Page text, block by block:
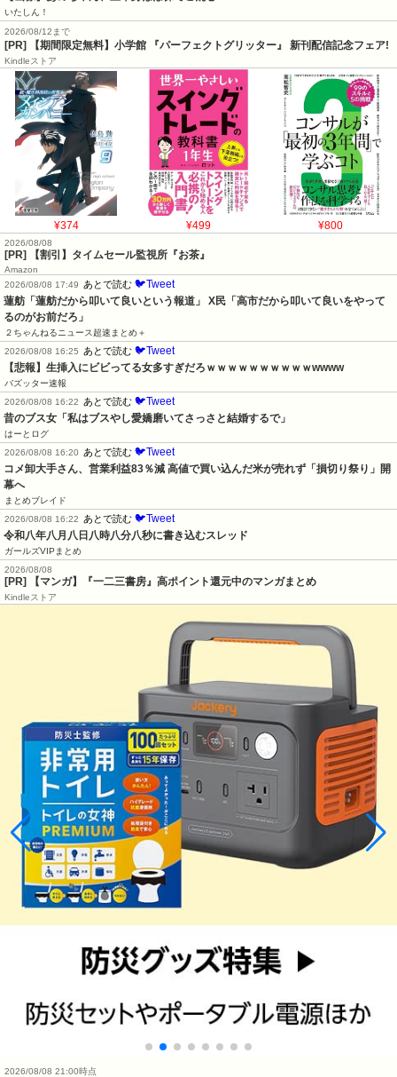
いたしん！
2026/08/12まで
[PR] 【期間限定無料】小学館 『パーフェクトグリッター』 新刊配信記念フェア!
Kindleストア
¥374 ¥499 ¥800
2026/08/08
[PR] 【割引】タイムセール監視所『お茶』
Amazon
2026/08/08 17:49
あとで読む 🐦Tweet
蓮舫「蓮舫だから叩いて良いという報道」 X民「高市だから叩いて良いをやって
るのがお前だろ」
２ちゃんねるニュース超速まとめ＋
2026/08/08 16:25
あとで読む 🐦Tweet
【悲報】生挿入にビビってる女多すぎだろｗｗｗｗｗｗｗｗｗｗwwww
バズッター速報
2026/08/08 16:22
あとで読む 🐦Tweet
昔のブス女「私はブスやし愛嬌磨いてさっさと結婚するで」
はーとログ
2026/08/08 16:20
あとで読む 🐦Tweet
コメ卸大手さん、営業利益83％減 高値で買い込んだ米が売れず「損切り祭り」開
幕へ
まとめブレイド
2026/08/08 16:22
あとで読む 🐦Tweet
令和八年八月八日八時八分八秒に書き込むスレッド
ガールズVIPまとめ
2026/08/08
[PR] 【マンガ】『一二三書房』高ポイント還元中のマンガまとめ
Kindleストア
2026/08/08 21:00時点